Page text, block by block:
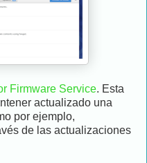
Firmware Service. Esta
actualizado una
por ejemplo,
de las actualizaciones